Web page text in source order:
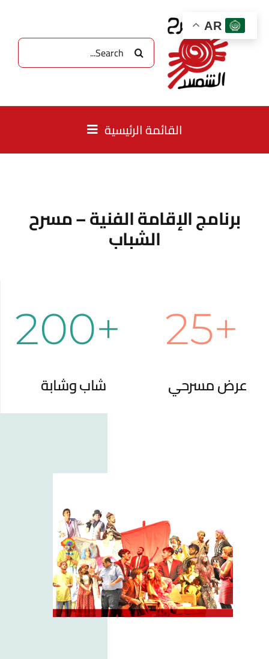
content
البحث
عن:
القائمة الرئيسية
برامجنا
أكاديمية الشمس للفنون المسرحية
برنامج الإقامة الفنية – مسرح
الشباب
+25
عرض مسرحي
+200
شاب وشابة
AR